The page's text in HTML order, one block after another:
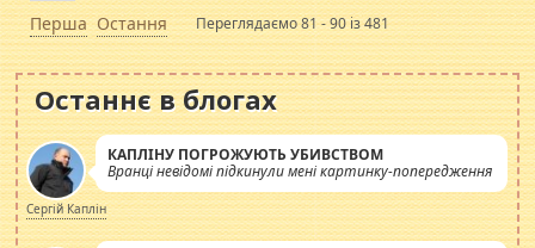
Перша Остання Переглядаємо 81 - 90 із 481
Останнє в блогах
КАПЛІНУ ПОГРОЖУЮТЬ УБИВСТВОМ
Вранці невідомі підкинули мені картинку-попередження
Сергій Каплін